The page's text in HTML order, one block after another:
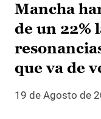
Mancha
de un 22%
que va de
19 de Agosto de